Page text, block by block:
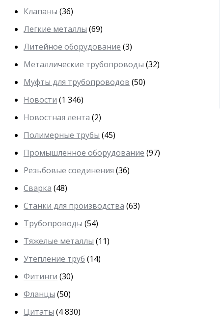
Клапаны (36)
Легкие металлы (69)
Литейное оборудование (3)
Металлические трубопроводы (32)
Муфты для трубопроводов (50)
Новости (1 346)
Новостная лента (2)
Полимерные трубы (45)
Промышленное оборудование (97)
Резьбовые соединения (36)
Сварка (48)
Станки для производства (63)
Трубопроводы (54)
Тяжелые металлы (11)
Утепление труб (14)
Фитинги (30)
Фланцы (50)
Цитаты (4 830)